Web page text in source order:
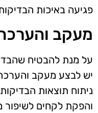
פגיעה באיכות
מעקב
על מנת להבטיח
יש לבצע מעקב
ניתוח תוצאות
והפקת לקחים לשיפור